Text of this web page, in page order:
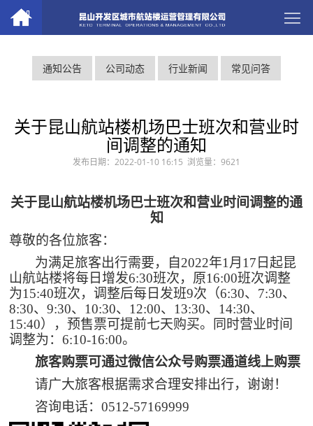
通知公告 公司动态 行业新闻 常见问答
关于昆山航站楼机场巴士班次和营业时
间调整的通知
发布日期：2022-01-10 16:15 浏览量：9621
关于昆山航站楼机场巴士班次和营业时间调整的通
知
尊敬的各位旅客：
为满足旅客出行需要，自2022年1月17日起昆
山航站楼将每日增发6:30班次，原16:00班次调整
为15:40班次，调整后每日发班9次（6:30、 7:30、
8:30、9:30、 10:30、 12:00、 13:30、 14:30、
15:40），预售票可提前七天购买。同时营业时间
调整为：6:10-16:00。
旅客购票可通过微信公众号购票通道线上购票
请广大旅客根据需求合理安排出行，谢谢！
咨询电话：0512-57169999